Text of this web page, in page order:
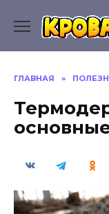
содержанию
ГЛАВНАЯ »